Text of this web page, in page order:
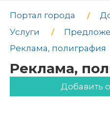
Портал города
Услуги
Реклама, полиграфия
Реклама,
Добавить